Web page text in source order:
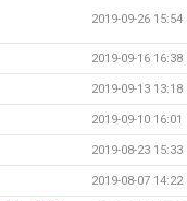
2019-09-26 15:54
2019-09-16 16:38
2019-09-13 13:18
2019-09-10 16:01
2019-08-23 15:33
2019-08-07 14:22